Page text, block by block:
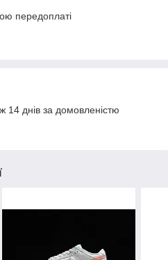
передоплаті
14 днів за домовленістю